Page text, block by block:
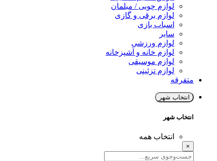
لوازم چوبی / مبلمان
لوازم برقی و گازی
اسباب بازی
سایر
لوازم ورزشی
لوازم خانه و آشپزخانه
لوازم موسیقی
لوازم تزئینی
متفرقه
انتخاب شهر
انتخاب شهر
انتخاب همه
×